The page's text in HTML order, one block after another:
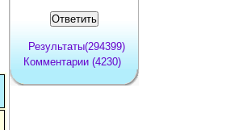
Результаты(294399)
Комментарии (4230)